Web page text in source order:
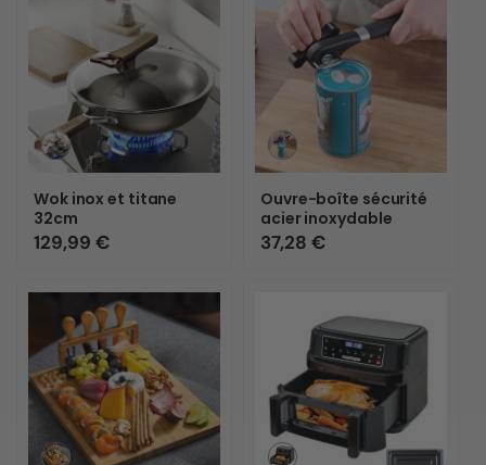
Variante
épuisée
ou
indisponible
Wok inox et titane
32cm
Prix
129,99 €
Variante
épuisée
ou
indisponible
Ouvre-boîte sécurité
acier inoxydable
Prix
37,28 €
Variante
Variante